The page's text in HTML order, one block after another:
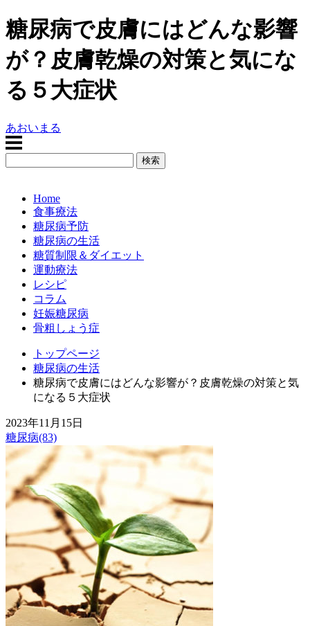
糖尿病で皮膚にはどんな影響
が？皮膚乾燥の対策と気にな
る５大症状
あおいまる
Home
食事療法
糖尿病予防
糖尿病の生活
糖質制限＆ダイエット
運動療法
レシピ
コラム
妊娠糖尿病
骨粗しょう症
トップページ
糖尿病の生活
糖尿病で皮膚にはどんな影響が？皮膚乾燥の対策と気
になる５大症状
2023年11月15日
糖尿病(83)